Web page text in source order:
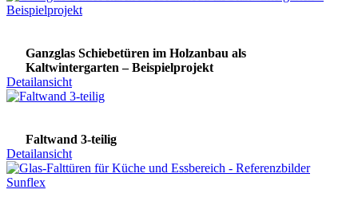
Ganzglas Schiebetüren im Holzanbau als
Kaltwintergarten – Beispielprojekt
Detailansicht
Faltwand 3-teilig
Detailansicht